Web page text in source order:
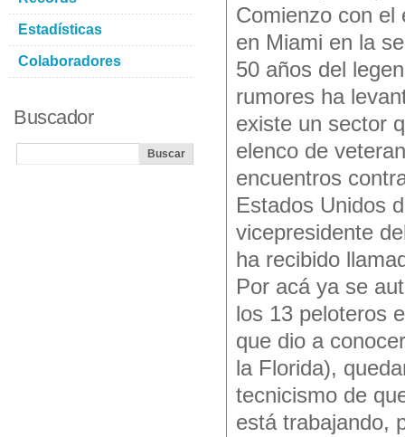
Comienzo con el
en Miami en la
50 años del
rumores ha
existe un sector
elenco de
encuentros
Estados Unidos
vicepresidente
ha recibido
Por acá ya se
los 13 peloteros
que dio a
la Florida),
tecnicismo de
está trabajando,
Estadísticas
Colaboradores
Buscador